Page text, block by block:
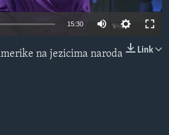
15:30
Link
na jezicima naroda